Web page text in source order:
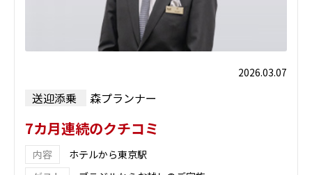
2026.03.07
送迎添乗 森プランナー
7カ月連続のクチコミ
ホテルから東京駅